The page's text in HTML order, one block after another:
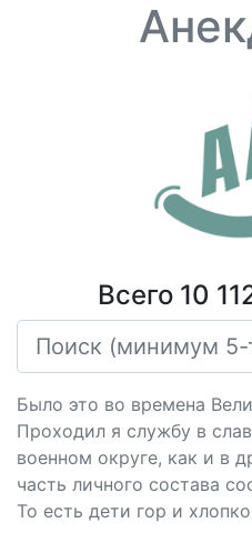
Всего 10
Было это во времена
Проходил я службу в
военном округе, как и в
часть личного состава
То есть дети гор и